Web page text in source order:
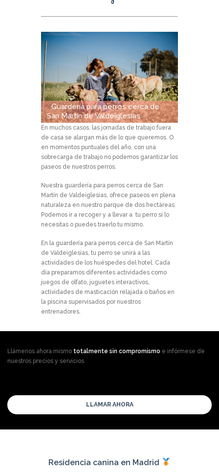
Guardería para perros cerca de
San Martín de Valdeiglesias
En muchos casos, las jornadas de trabajo fuera
de casa se alargan más de lo que queremos. O
en momentos puntuales del año, con una
sobrecarga de trabajo no podemos garantizar los
paseos de nuestros perros.
Nuestra guardería para perros cerca de San
Martín de Valdeiglesias, ofrece paseos en plena
naturaleza en nuestro parque de dos hectáreas.
Podemos ir a recoger y a llevar a tu perro si lo
necesitas o puedes traerlo tu mismo.
En la guardería para perros cerca de San Martín
de Valdeiglesias, tu perro se unirá a las
actividades de los huéspedes del hotel. Cada
día preparamos diferentes actividades como
juegos de olfato, juguetes interactivos,
actividades de masticación relajada o baños en
la piscina supervisados por nuestros
entrenadores.
Llámenos ahora mismo totalmente sin compromismo e infórmese de
nuestros precios y servicios
LLAMAR AHORA
Residencia canina en Madrid